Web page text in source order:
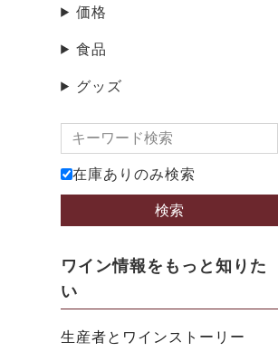
価格
食品
グッズ
在庫ありのみ検索
検索
ワイン情報をもっと知りた
い
生産者とワインストーリー